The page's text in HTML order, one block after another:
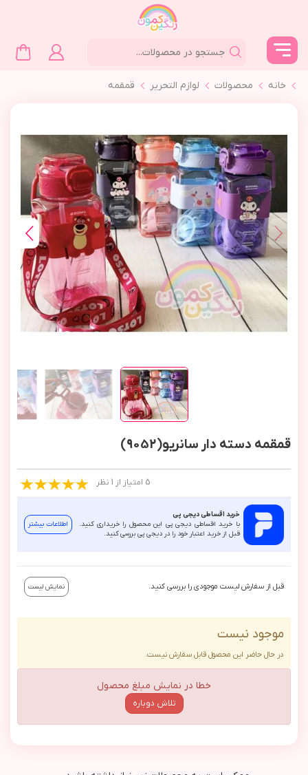
خانه محصولات لوازم التحرير قمقمه
قمقمه دسته دار سانریو(9052)
5 امتیاز از 1 نظر
خرید اقساطی دیجی پی
با خرید اقساطی دیجی پی این محصول را خریداری کنید.
قبل از خرید اعتبار خود را در دیجی پی بررسی کنید.
اطلاعات بیشتر
قبل از سفارش لیست موجودی را بررسی کنید. نمایش لیست
موجود نیست
در حال حاضر این محصول قابل سفارش نیست.
خطا در نمایش مبلغ محصول
تلاش دوباره